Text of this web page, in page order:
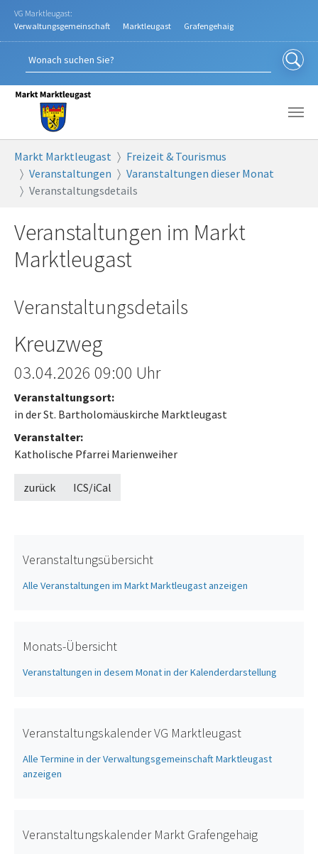
Zum Hauptinhalt springen
VG Marktleugast:
Verwaltungsgemeinschaft
Marktleugast Grafengehaig
Markt Marktleugast
Freizeit & Tourismus
Veranstaltungen
Varanstaltungen dieser Monat
Veranstaltungsdetails
Veranstaltungen im Markt
Marktleugast
Veranstaltungsdetails
Kreuzweg
03.04.2026 09:00 UhrOffenes Ende
Veranstaltungsort:
in der St. Bartholomäuskirche Marktleugast
Veranstalter:
Katholische Pfarrei Marienweiher
zurück ICS/iCal
Veranstaltungsübersicht
Alle Veranstaltungen im Markt Marktleugast anzeigen
Monats-Übersicht
Veranstaltungen in desem Monat in der Kalenderdarstellung
Veranstaltungskalender VG Marktleugast
Alle Termine in der Verwaltungsgemeinschaft Marktleugast
anzeigen
Veranstaltungskalender Markt Grafengehaig